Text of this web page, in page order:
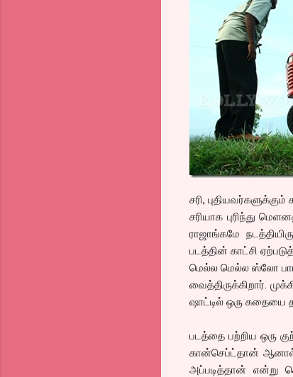
சரி,
சரியாக புரிந்து
ராஜாங்கமே
படத்தின் காட்சி
மெல்ல மெல்ல ஸ்லோ
வைத்திருக்கிறார்.
ஷாட்டில் ஒரு
படத்தை பற்றிய ஒரு
கான்செப்ட்தான் ஆனால்
அப்படித்தான் என்று